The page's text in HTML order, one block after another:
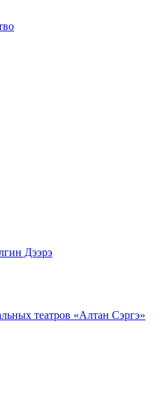
Дээрэ
театров «Алтан Сэргэ»